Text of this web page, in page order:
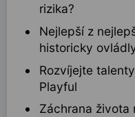
rizika?
Nejlepší z
historicky
Rozvíjejte
Playful
Záchrana života